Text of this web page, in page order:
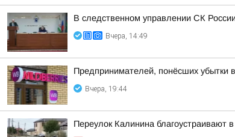
В следственном управлении СК
Вчера, 14:49
Предпринимателей, понёсших убытки
Вчера, 19:44
Переулок Калинина благоустраивают